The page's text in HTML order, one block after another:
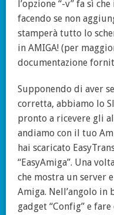
l’opzione “-v” fa sì
facendo se non
stamperà tutto lo
in AMIGA! (per
documentazione
Supponendo di aver
corretta, abbiamo lo
pronto a ricevere gli
andiamo con il tuo
hai scaricato
“EasyAmiga”. Una
che mostra un server
Amiga. Nell’angolo in
gadget “Config” e